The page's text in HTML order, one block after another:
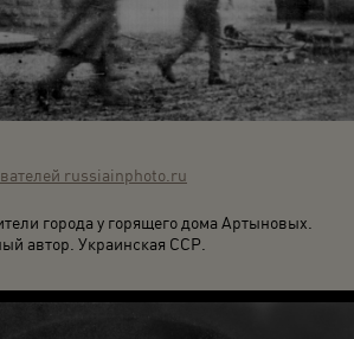
russiainphoto.ru
города у горящего дома Артыновых.
автор. Украинская ССР.